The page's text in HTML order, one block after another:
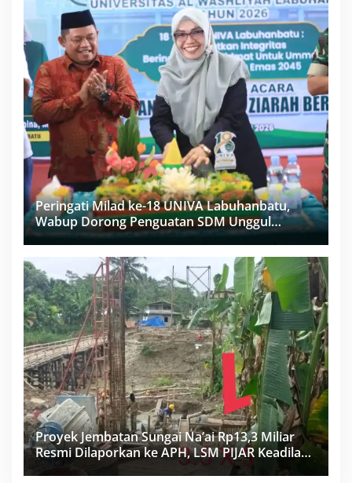
Peringati Milad ke-18 UNIVA Labuhanbatu,
Wabup Dorong Penguatan SDM Unggul
Menuju Indonesia Emas 2045
Proyek Jembatan Sungai Na’ai Rp13,3 Miliar
Resmi Dilaporkan ke APH, LSM PIJAR Keadilan
Ungkap Dugaan Penyimpangan Rp2,68 Miliar